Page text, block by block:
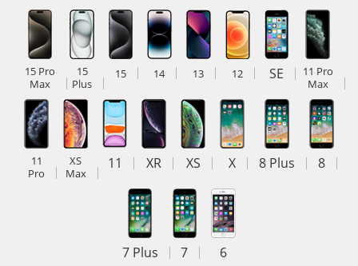
15 Pro
Max
15
Plus
15 14 13 12 SE
11 Pro
Max
11
Pro
XS
Max
11 XR XS X 8 Plus 8
7 Plus 7 6